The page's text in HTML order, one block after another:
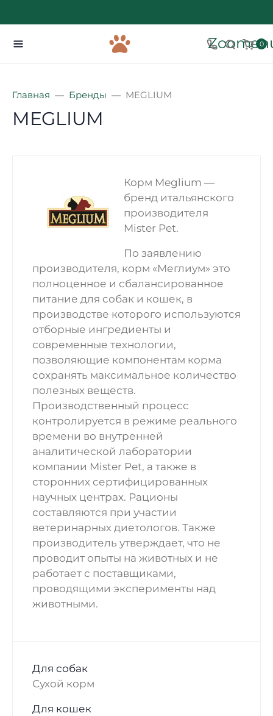
0
Главная Бренды MEGLIUM
MEGLIUM
Корм Meglium —
бренд итальянского
производителя
Mister Pet.
По заявлению
производителя, корм «Меглиум» это
полноценное и сбалансированное
питание для собак и кошек, в
производстве которого используются
отборные ингредиенты и
современные технологии,
позволяющие компонентам корма
сохранять максимальное количество
полезных веществ.
Производственный процесс
контролируется в режиме реального
времени во внутренней
аналитической лаборатории
компании Mister Pet, а также в
сторонних сертифицированных
научных центрах. Рационы
составляются при участии
ветеринарных диетологов. Также
производитель утверждает, что не
проводит опыты на животных и не
работает с поставщиками,
проводящими эксперименты над
животными.
Для собак
Сухой корм
Для кошек